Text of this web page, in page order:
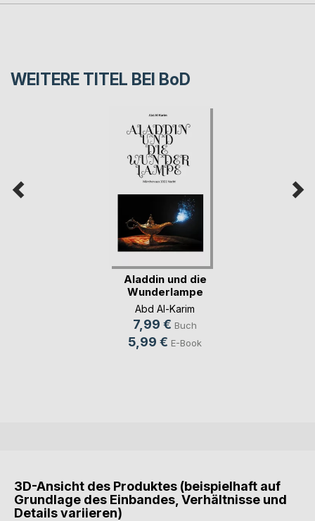
WEITERE TITEL BEI BoD
Aladdin und die
Wunderlampe
Abd Al-Karim
7,99 € Buch
5,99 € E-Book
3D-Ansicht des Produktes (beispielhaft auf
Grundlage des Einbandes, Verhältnisse und
Details variieren)